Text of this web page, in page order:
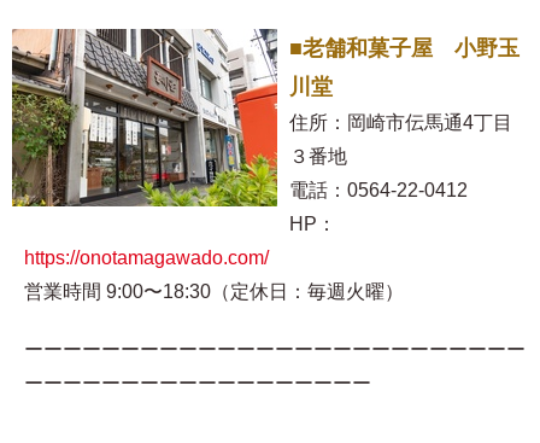
■老舗和菓子屋 小野玉
川堂
住所：岡崎市伝馬通4丁目
３番地
電話：0564-22-0412
HP：
https://onotamagawado.com/
営業時間 9:00〜18:30（定休日：毎週火曜）
ーーーーーーーーーーーーーーーーーーーーーーーーーー
ーーーーーーーーーーーーーーーーーー